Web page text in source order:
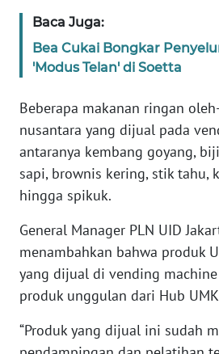
Baca Juga:
Bea Cukai Bongkar
'Modus Telan' di Soetta
Beberapa makanan ringan
nusantara yang dijual pada
antaranya kembang goyang,
sapi, brownis kering, stik tahu,
hingga spikuk.
General Manager PLN UID
menambahkan bahwa produk
yang dijual di vending
produk unggulan dari Hub UMK
“Produk yang dijual ini sudah
WN
NUSANTARA
JOGJA
WN
WN
WN
KALBAR
WN
KALTENG